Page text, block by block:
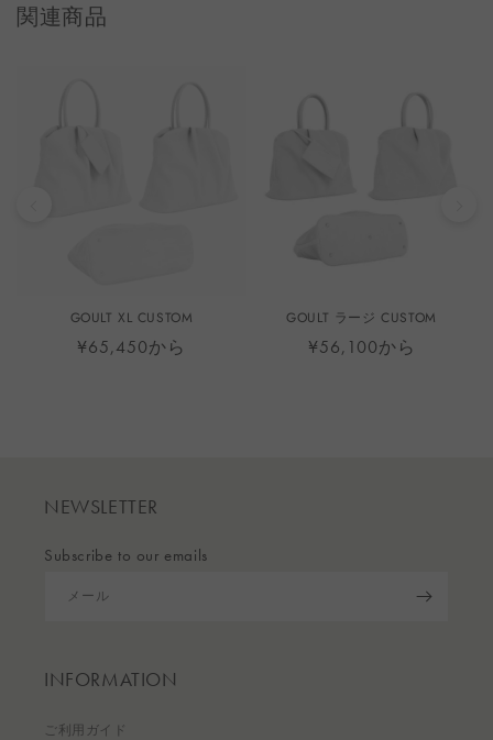
関連商品
GOULT XL CUSTOM
¥65,450から
GOULT ラージ CUSTOM
¥56,100から
INFORMATION
ご利用ガイド
NEWSLETTER
Subscribe to our emails
メール